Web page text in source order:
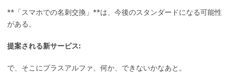
**「スマホでの名刺交換」**は、今後のスタンダードになる可能性
がある。
提案される新サービス:
で、そこにプラスアルファ、何か、できないかなあと。